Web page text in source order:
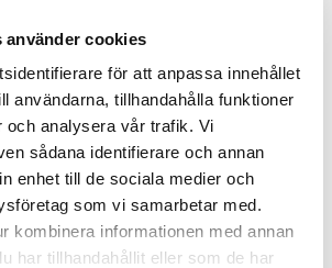
använder cookies
för att anpassa innehållet
användarna, tillhandahålla funktioner
och analysera vår trafik. Vi
sådana identifierare och annan
enhet till de sociala medier och
som vi samarbetar med.
kombinera informationen med annan
har tillhandahållit eller som de har
(SS304)
pip
keramisk insats, sparstrålsamlare